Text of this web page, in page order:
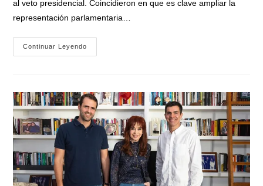
al veto presidencial. Coincidieron en que es clave ampliar la
representación parlamentaria…
Continuar Leyendo
Analizó
A
La
Ley
Universitaria
Con
Candidatos
Fuerza
Patria